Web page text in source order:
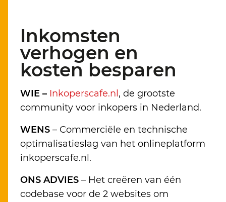
Inkomsten
verhogen en
kosten besparen
WIE – Inkoperscafe.nl , de grootste
community voor inkopers in Nederland.
WENS – Commerciële en technische
optimalisatieslag van het onlineplatform
inkoperscafe.nl.
ONS ADVIES – Het creëren van één
codebase voor de 2 websites om